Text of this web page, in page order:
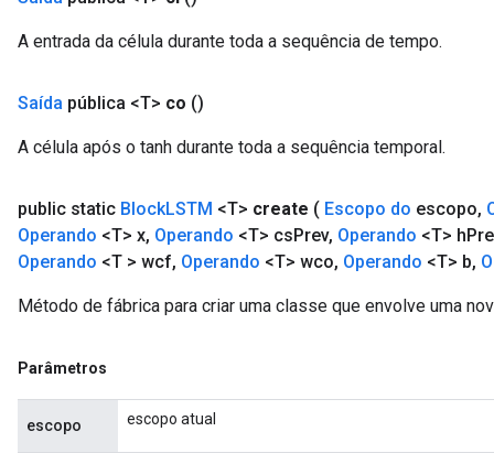
A entrada da célula durante toda a sequência de tempo.
Saída pública <T> co ()
A célula após o tanh durante toda a sequência temporal.
public static BlockLSTM <T> create ( Escopo do escopo,
Operando <T> x, Operando <T> csPrev, Operando <T> h
Operando <T > wcf, Operando <T> wco, Operando <T> b,
Método de fábrica para criar uma classe que envolve uma
Parâmetros
escopo escopo atual